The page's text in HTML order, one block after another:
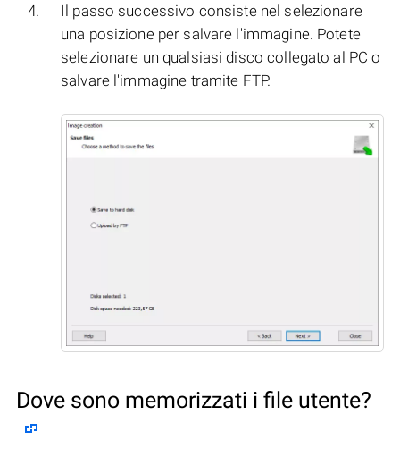
Il passo successivo consiste nel selezionare
una posizione per salvare l'immagine. Potete
selezionare un qualsiasi disco collegato al PC o
salvare l'immagine tramite FTP.
Dove sono memorizzati i file utente?